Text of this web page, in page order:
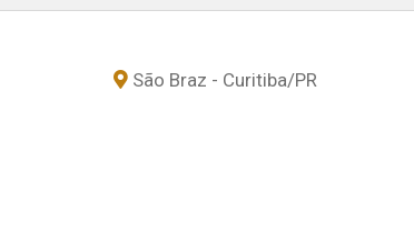
São Braz - Curitiba/PR